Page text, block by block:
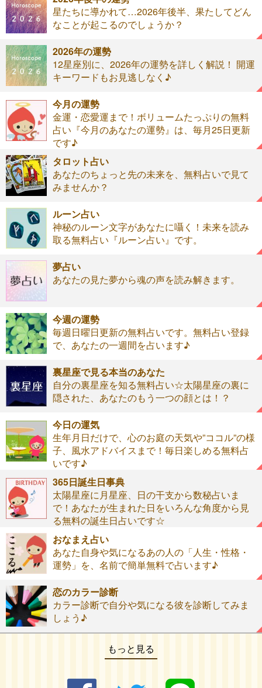
星たちに導かれて…2026年後半、果たしてどん
なことが起こるのでしょうか？
2026年の運勢
12星座別に、2026年の運勢を詳しく解説！ 開運
キーワードもお見逃しなく♪
今月の運勢
金運・恋愛運まで！ボリュームたっぷりの無料
占い『今月のあなたの運勢』は、毎月25日更新
です♪
タロット占い
あなたのちょっと先の未来を、無料占いで見て
みませんか？
ルーン占い
神秘のルーン文字があなたに囁く！未来を読み
取る無料占い『ルーン占い』です。
夢占い
あなたの見た夢から魂の声を読み解きます。
今週の運勢
毎週日曜日更新の無料占いです。無料占い登録
で、あなたの一週間を占います♪
裏星座で見る本当のあなた
自分の裏星座を知る無料占い☆太陽星座の裏に
隠された、あなたのもう一つの顔とは！？
今日の運気
生年月日だけで、心のお庭の天気や”ココル”の様
子、風水アドバイスまで！毎日楽しめる無料占
いです♪
365日誕生日事典
太陽星座に月星座、日の干支から数秘占いま
で！あなたが生まれた日をいろんな角度から見
る無料の誕生日占いです☆
おなまえ占い
あなた自身や気になるあの人の「人生・性格・
運勢」を、名前で簡単無料で占います♪
恋のカラー診断
カラー診断で自分や気になる彼を診断してみま
しょう♪
もっと見る